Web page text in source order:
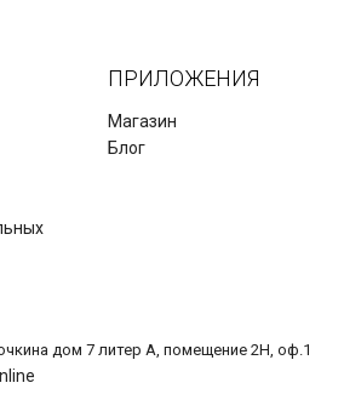
ПРИЛОЖЕНИЯ
Магазин
Блог
дом 7 литер А, помещение 2Н, оф.1